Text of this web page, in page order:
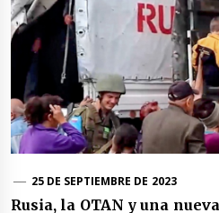
25 DE SEPTIEMBRE DE 2023
Rusia, la OTAN y una